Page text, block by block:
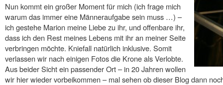
Nun kommt ein großer Moment für mich (ich frage mich
warum das immer eine Männeraufgabe sein muss …) –
ich gestehe Marion meine Liebe zu ihr, und offenbare ihr,
dass ich den Rest meines Lebens mit ihr an meiner Seite
verbringen möchte. Kniefall natürlich inklusive. Somit
verlassen wir nach einigen Fotos die Krone als Verlobte.
Aus beider Sicht ein passender Ort – in 20 Jahren wollen
wir hier wieder vorbeikommen – mal sehen ob dieser Blog dann